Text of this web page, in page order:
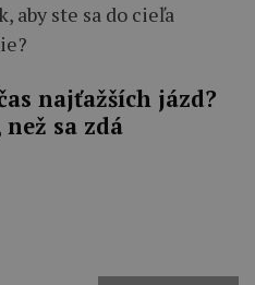
aby ste sa do cieľa
najťažších jázd?
sa zdá